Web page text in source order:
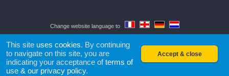
Change website language to
© 2026ICI Solutions srl -
Accept & close
This site uses cookies. By continuing
to navigate on this site, you are
indicating your acceptance ofterms of
use & our privacy policy.